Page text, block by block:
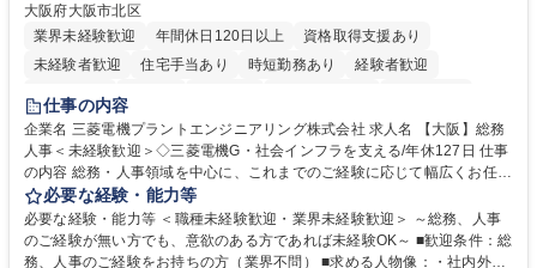
大阪府大阪市北区
業界未経験歓迎
年間休日120日以上
資格取得支援あり
未経験者歓迎
住宅手当あり 時短勤務あり
経験者歓迎
退職金あり
駅近5分以内
土日祝休み 服装自由 寮・社宅あり 食事補助あり
仕事の内容
企業名 三菱電機プラントエンジニアリング株式会社 求人名 【大阪】総務
人事＜未経験歓迎＞◇三菱電機G・社会インフラを支える/年休127日 仕事
の内容 総務・人事領域を中心に、これまでのご経験に応じて幅広くお任せ
します。 ＜具体的には＞ ・総務/人事労務（給与・社保・勤怠管理など）
・採用・教育研修 ・福利厚生運用 など ※基本的には事務所勤務ですが、
採用や教育等の業務内容により、関西圏以外への日帰り・宿泊を伴う国内
出張もございます。 ※担当業務を持ちつつ、お互いに助け合いながら、総
必要な経験・能力等
必要な経験・能力等 ＜職種未経験歓迎・業界未経験歓迎＞ ～総務、人事
のご経験が無い方でも、意欲のある方であれば未経験OK～ ■歓迎条件：総
務、人事のご経験をお持ちの方（業界不問） ■求める人物像：・社内外の